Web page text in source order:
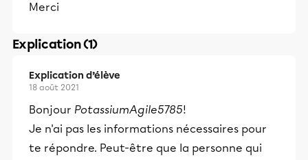
Merci
Explication (1)
Explication d’élève
18 août 2021
Bonjour PotassiumAgile5785!
Je n'ai pas les informations nécessaires pour
te répondre. Peut-être que la personne qui